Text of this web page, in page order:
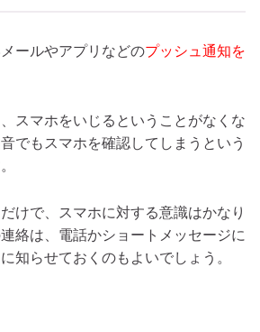
ールやアプリなどのプッシュ通知を
スマホをいじるということがなくな
でもスマホを確認してしまうという
けで、スマホに対する意識はかなり
絡は、電話かショートメッセージに
知らせておくのもよいでしょう。